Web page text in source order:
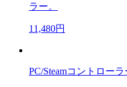
ラー。
11,480円
PC/Steamコントロー